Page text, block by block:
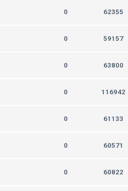
0 62355
0 59157
0 63800
0 116942
0 61133
0 60571
0 60822